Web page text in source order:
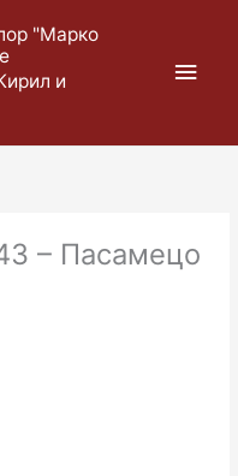
"Марко
и
– Пасамецо